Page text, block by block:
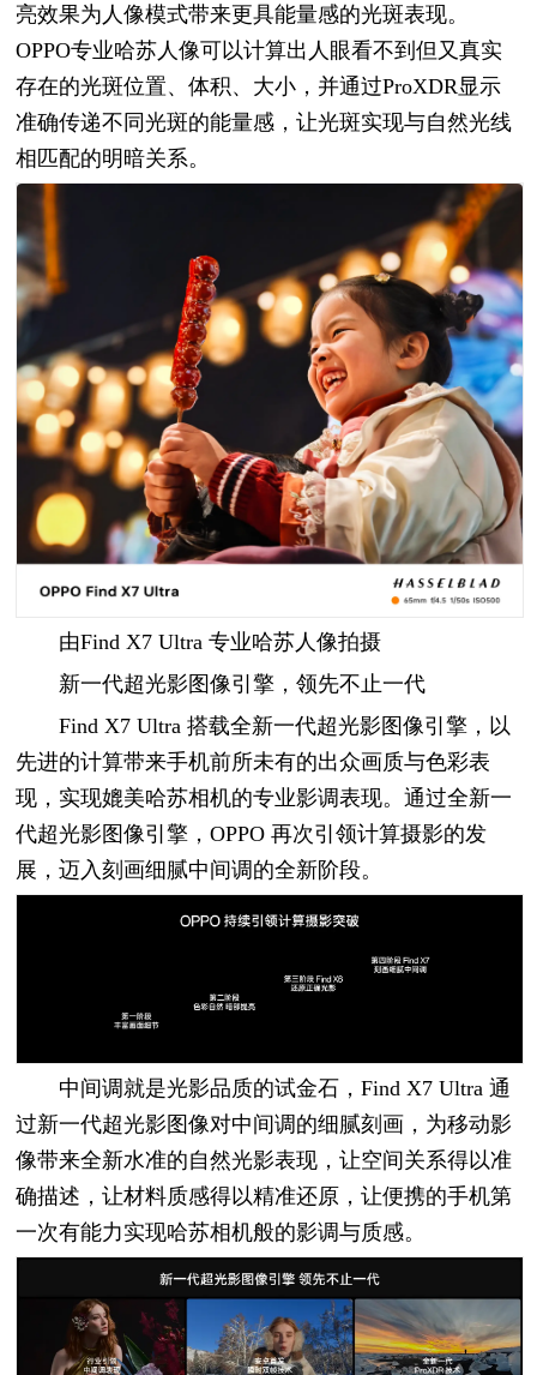
亮效果为人像模式带来更具能量感的光斑表现。
OPPO专业哈苏人像可以计算出人眼看不到但又真实
存在的光斑位置、体积、大小，并通过ProXDR显示
准确传递不同光斑的能量感，让光斑实现与自然光线
相匹配的明暗关系。
由Find X7 Ultra 专业哈苏人像拍摄
新一代超光影图像引擎，领先不止一代
Find X7 Ultra 搭载全新一代超光影图像引擎，以
先进的计算带来手机前所未有的出众画质与色彩表
现，实现媲美哈苏相机的专业影调表现。通过全新一
代超光影图像引擎，OPPO 再次引领计算摄影的发
展，迈入刻画细腻中间调的全新阶段。
中间调就是光影品质的试金石，Find X7 Ultra 通
过新一代超光影图像对中间调的细腻刻画，为移动影
像带来全新水准的自然光影表现，让空间关系得以准
确描述，让材料质感得以精准还原，让便携的手机第
一次有能力实现哈苏相机般的影调与质感。